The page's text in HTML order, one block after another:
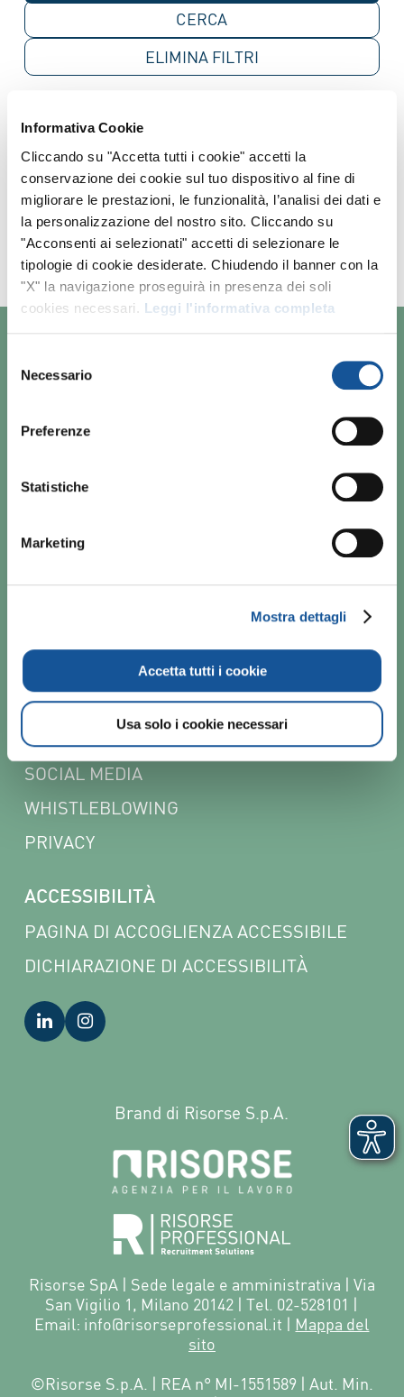
Informativa Cookie
Cliccando su "Accetta tutti i cookie" accetti la
conservazione dei cookie sul tuo dispositivo al fine di
migliorare le prestazioni, le funzionalità, l’analisi dei dati e
la personalizzazione del nostro sito. Cliccando su
"Acconsenti ai selezionati" accetti di selezionare le
tipologie di cookie desiderate. Chiudendo il banner con la
"X" la navigazione proseguirà in presenza dei soli
cookies necessari. Leggi l'informativa completa
delNecessario
Preferenze
Statistiche
Marketing
Mostra dettagli
Accetta tutti i cookie
Usa solo i cookie necessari
ELIMINAFILTRI
Al momento non ci sono annunci
corrispondenti.
Amplia i tuoi criteri di ricerca o invia il tuo
CV per lacandidatura spontanea.
CHI SIAMO
LAVORA CON NOI
NEWSLETTER
PARITÀ DI GENERE E INCLUSIONE
QUALITÀ
SOCIAL MEDIA
WHISTLEBLOWING
PRIVACY
ACCESSIBILITÀ
PAGINA DI ACCOGLIENZA ACCESSIBILE
DICHIARAZIONE DI ACCESSIBILITÀ
Brand di Risorse S.p.A.
Risorse SpA | Sede legale e amministrativa | Via
San Vigilio 1, Milano 20142 | Tel. 02-528101 |
Email: info@risorseprofessional.it | Mappa del
sito
©Risorse S.p.A. | REA n° MI-1551589 | Aut. Min.